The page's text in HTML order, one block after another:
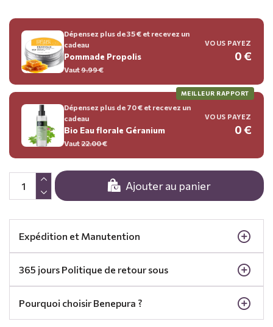
Ajouter au panier
Dépensez plus de 35 € et recevez un
cadeau
Pommade Propolis
Vaut9.99€
VOUS PAYEZ
0 €
MEILLEUR RAPPORT
Dépensez plus de 70 € et recevez un
cadeau
Bio Eau florale Géranium
Vaut22.00€
VOUS PAYEZ
0 €
Expédition et Manutention
365 jours Politique de retour sous
Pourquoi choisir Benepura ?